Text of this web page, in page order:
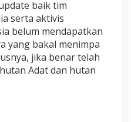
baik tim
serta aktivis
belum mendapatkan
yang bakal menimpa
jika benar telah
Adat dan hutan